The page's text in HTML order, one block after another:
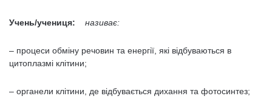
Учень/учениця: називає:
– процеси обміну речовин та енергії, які відбуваються в
цитоплазмі клітини;
– органели клітини, де відбувається дихання та фотосинтез;